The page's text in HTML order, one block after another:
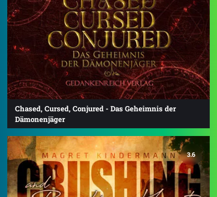
Chased, Cursed, Conjured - Das Geheimnis der
Dämonenjäger
3.6